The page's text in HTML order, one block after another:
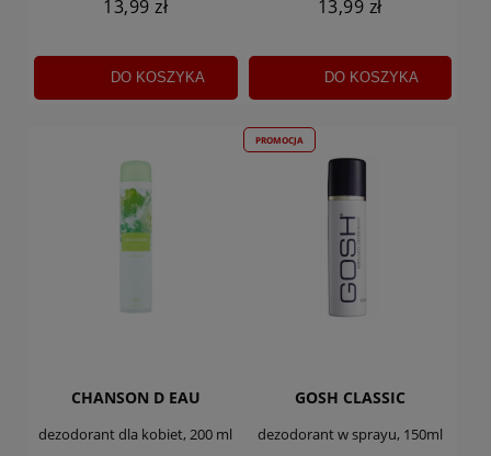
13,99 zł
DO KOSZYKA
13,99 zł
DO KOSZYKA
CHANSON D EAU
dezodorant dla kobiet, 200 ml
GOSH CLASSIC
dezodorant w sprayu, 150ml
PROMOCJA